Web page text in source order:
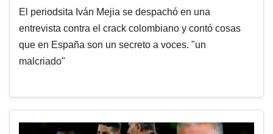
El periodsita Iván Mejia se despachó en una
entrevista contra el crack colombiano y contó cosas
que en España son un secreto a voces. "un
malcriado"